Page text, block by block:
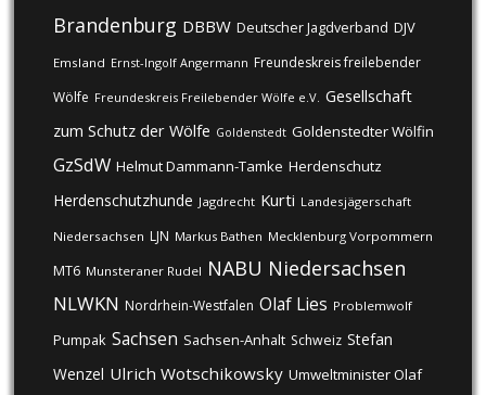
Brandenburg DBBW Deutscher Jagdverband DJV
Emsland Ernst-Ingolf Angermann Freundeskreis freilebender
Wölfe Freundeskreis Freilebender Wölfe e.V. Gesellschaft
zum Schutz der Wölfe Goldenstedt Goldenstedter Wölfin
GzSdW Helmut Dammann-Tamke Herdenschutz
Herdenschutzhunde Jagdrecht Kurti Landesjägerschaft
Niedersachsen LJN Markus Bathen Mecklenburg Vorpommern
MT6 Munsteraner Rudel NABU Niedersachsen
NLWKN Nordrhein-Westfalen Olaf Lies Problemwolf
Pumpak Sachsen Sachsen-Anhalt Schweiz Stefan
Wenzel Ulrich Wotschikowsky Umweltminister Olaf